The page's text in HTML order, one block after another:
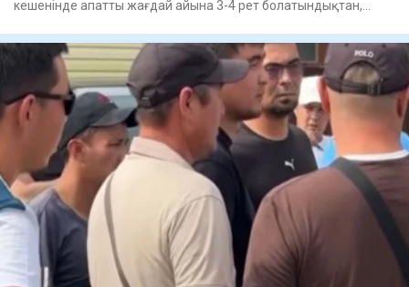
кешенінде апатты жағдай айына 3-4 рет болатындықтан,